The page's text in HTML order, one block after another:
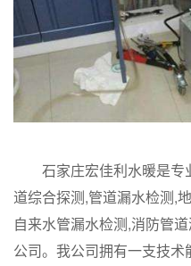
石家庄宏佳利水暖是
道综合探测,管道漏水检测,
自来水管漏水检测,消防管
公司。我公司拥有一支技术